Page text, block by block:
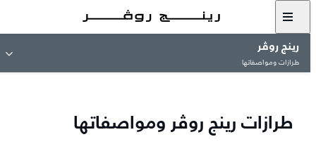
رينج روڤر
طرازات ومواصفاتها
طرازات رينج روڤر ومواصفاتها